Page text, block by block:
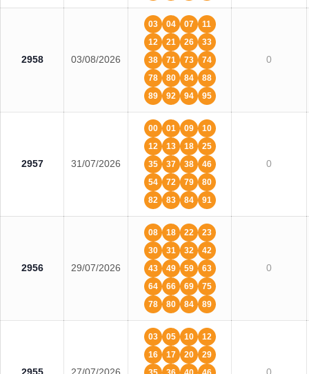
2958 03/08/2026
03 04 07
11
12
21 26
33
38
71 73
74
78
80 84
88
89
92 94 95
0
2957 31/07/2026
00 01 09
10
12
13 18
25
35
37 38
46
54
72 79
80
82
83 84 91
0
2956 29/07/2026
08 18 22
23
30
31 32
42
43
49 59
63
64
66 69
75
78
80 84 89
0
03 05 10
12
16
17 20
29